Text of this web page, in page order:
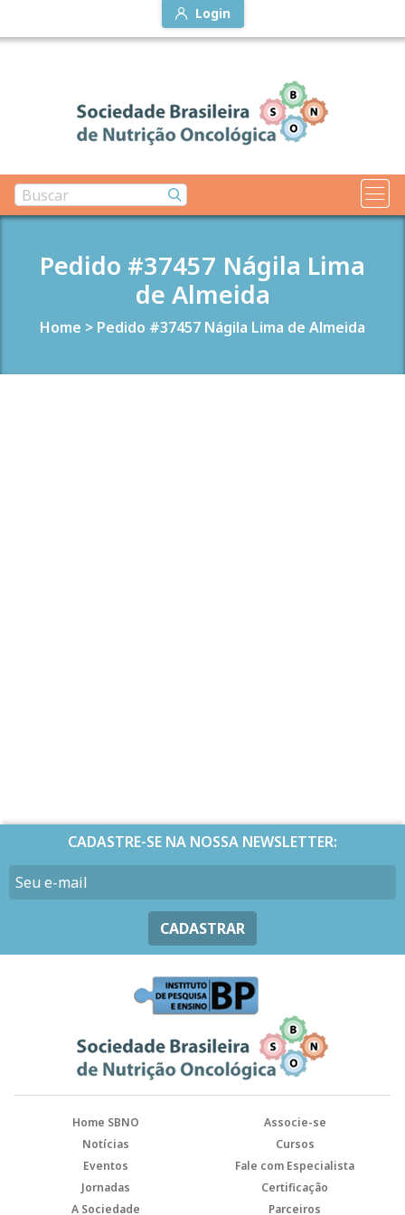
Login
Pedido #37457 Nágila Lima
de Almeida
Home > Pedido #37457 Nágila Lima de Almeida
CADASTRE-SE NA NOSSA NEWSLETTER:
CADASTRAR
Home SBNO
Associe-se
Notícias
Cursos
Eventos
Fale com Especialista
Jornadas
Certificação
A Sociedade
Parceiros